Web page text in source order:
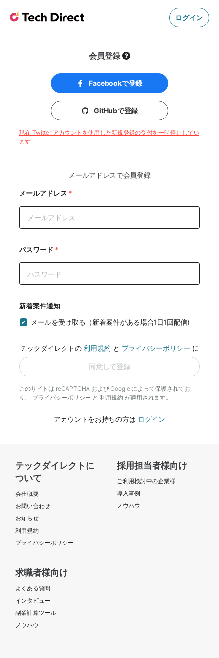
ログイン
会員登録
Facebookで登録
GitHubで登録
現在 Twitter アカウントを使用した新規登録の受付を一時停止してい
ます
メールアドレスで会員登録
メールアドレス *
パスワード *
新着案件通知
メールを受け取る（新着案件がある場合1日1回配信)
テックダイレクトの 利用規約 と プライバシーポリシー に
同意して登録
このサイトは reCAPTCHA および Google によって保護されてお
り、 プライバシーポリシー と 利用規約 が適用されます。
アカウントをお持ちの方は ログイン
テックダイレクトに
ついて
会社概要
お問い合わせ
お知らせ
利用規約
プライバシーポリシー
採用担当者様向け
ご利用検討中の企業様
導入事例
ノウハウ
求職者様向け
よくある質問
インタビュー
副業計算ツール
ノウハウ